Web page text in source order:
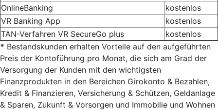
OnlineBanking
kostenlos
VR Banking App
kostenlos
TAN-Verfahren VR SecureGo plus
kostenlos
* Bestandskunden erhalten Vorteile auf den aufgeführten
Preis der Kontoführung pro Monat, die sich am Grad der
Versorgung der Kunden mit den wichtigsten
Finanzprodukten in den Bereichen Girokonto & Bezahlen,
Kredit & Finanzieren, Versicherung & Schützen, Geldanlage
& Sparen, Zukunft & Vorsorgen und Immobilie und Wohnen